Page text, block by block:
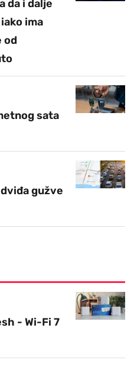
da i dalje
ima
od
sata
gužve
- Wi-Fi 7